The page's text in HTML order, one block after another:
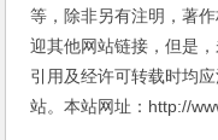
等，除非另有注明，著
迎其他网站链接，但是
引用及经许可转载时均
站。本站网址：http://